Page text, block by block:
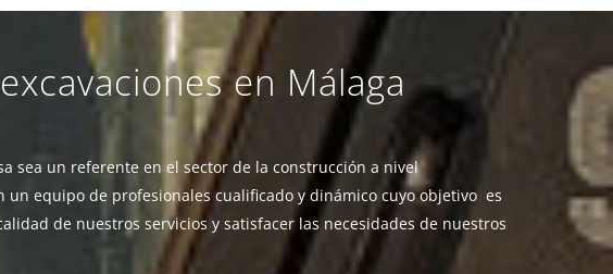
en Málaga
sea un referente en el sector de la construcción a nivel
un equipo de profesionales cualificado y dinámico cuyo objetivo es
de nuestros servicios y satisfacer las necesidades de nuestros